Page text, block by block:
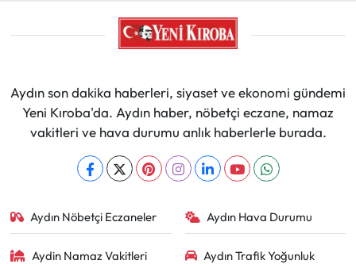
Aydın son dakika haberleri, siyaset ve ekonomi gündemi
Yeni Kıroba'da. Aydın haber, nöbetçi eczane, namaz
vakitleri ve hava durumu anlık haberlerle burada.
Aydın Nöbetçi Eczaneler Aydın Hava Durumu
Aydin Namaz Vakitleri
Aydın Trafik Yoğunluk